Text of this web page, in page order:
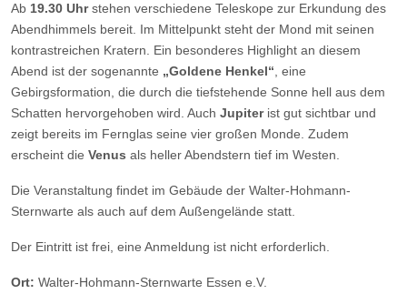
Ab 19.30 Uhrstehen verschiedene Teleskope zur Erkundung des
Abendhimmels bereit. Im Mittelpunkt steht der Mond mit seinen
kontrastreichen Kratern. Ein besonderes Highlight an diesem
Abend ist der sogenannte „Goldene Henkel“, eine
Gebirgsformation, die durch die tiefstehende Sonne hell aus dem
Schatten hervorgehoben wird. Auch Jupiterist gut sichtbar und
zeigt bereits im Fernglas seine vier großen Monde. Zudem
erscheint die Venus als heller Abendstern tief im Westen.
Die Veranstaltung findet im Gebäude der Walter-Hohmann-
Sternwarte als auch auf dem Außengelände statt.
Der Eintritt ist frei, eine Anmeldung ist nicht erforderlich.
Ort: Walter-Hohmann-Sternwarte Essen e.V.